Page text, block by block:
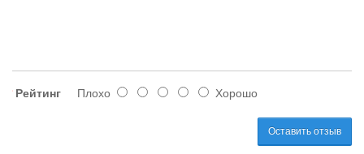
Рейтинг Плохо Хорошо
Оставить отзыв